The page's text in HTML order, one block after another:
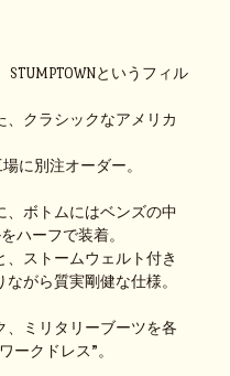
というフィル
、クラシックなアメリカ
に別注オーダー。
、ボトムにはベンズの中
ハーフで装着。
ストームウェルト付き
がら質実剛健な仕様。
、ミリタリーブーツを各
ークドレス”。